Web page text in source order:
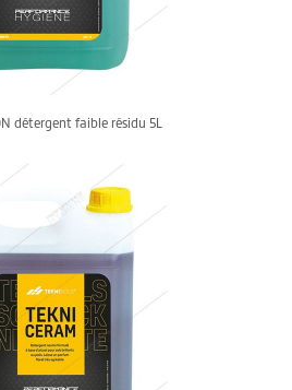
détergent faible résidu 5L